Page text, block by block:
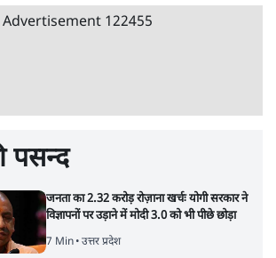
Advertisement 122455
पसन्द
जनता का 2.32 करोड़ रोज़ाना खर्चः योगी सरकार ने
विज्ञापनों पर उड़ाने में मोदी 3.0 को भी पीछे छोड़ा
7 Min• उत्तर प्रदेश